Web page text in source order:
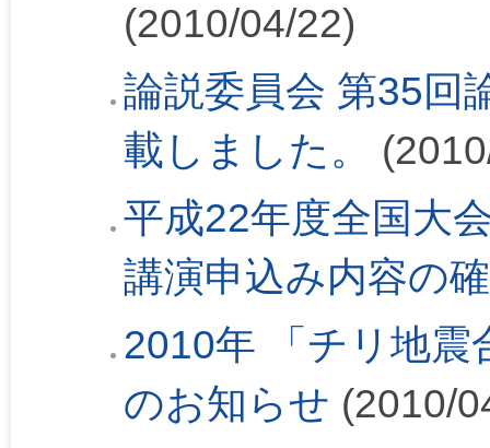
(2010/04/22)
論説委員会 第35回
載しました。
平成22年度全国大
講演申込み内容の
2010年 「チリ地震
のお知らせ (2010/